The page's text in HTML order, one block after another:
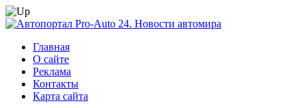
Главная
О сайте
Реклама
Контакты
Карта сайта